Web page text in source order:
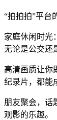
“拍拍拍”平台
家庭休闲时光
无论是公交还
高清画质让你
纪录片，都能
朋友聚会，话
观影的乐趣。